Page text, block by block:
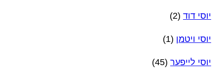
יוסי דוד (2)
יוסי ויטמן (1)
יוסי לייפער (45)